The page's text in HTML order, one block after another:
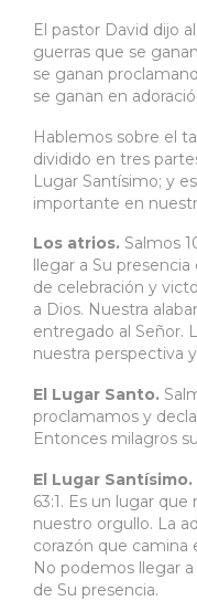
El pastor David dijo
guerras que se
se ganan
se ganan en
Hablemos sobre el
dividido en tres
Lugar Santísimo; y
importante en
Los atrios. Salmos
llegar a Su
de celebración y
a Dios. Nuestra
entregado al Señor.
nuestra perspectiva
El Lugar Santo.
proclamamos y
Entonces milagros
El Lugar Santísimo.
63:1. Es un lugar que
nuestro orgullo. La
corazón que camina
No podemos llegar
de Su presencia.